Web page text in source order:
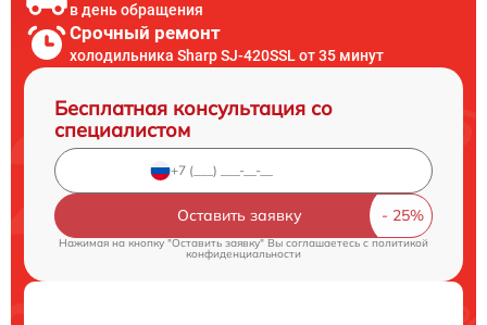
в день обращения
Срочный ремонт
холодильника Sharp SJ-420SSL от 35 минут
Бесплатная консультация со
специалистом
Оставить заявку
Нажимая на кнопку "Оставить заявку" Вы соглашаетесь cполитикой
конфиденциальности